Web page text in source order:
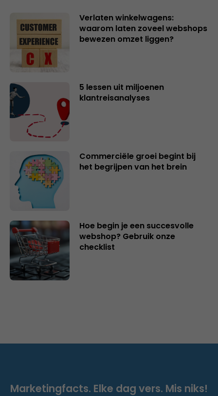
Verlaten winkelwagens:
waarom laten zoveel webshops
bewezen omzet liggen?
5 lessen uit miljoenen
klantreisanalyses
Commerciële groei begint bij
het begrijpen van het brein
Hoe begin je een succesvolle
webshop? Gebruik onze
checklist
Marketingfacts. Elke dag vers. Mis niks!